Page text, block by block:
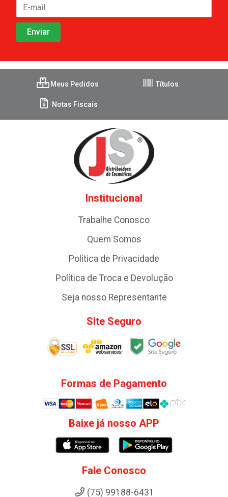
Meus Pedidos Títulos
Notas Fiscais
Institucional
Trabalhe Conosco
Quem Somos
Política de Privacidade
Política de Troca e Devolução
Seja nosso Representante
Site Seguro
Formas de Pagamento
Baixe já nosso APP
Fale Conosco
(75) 99188-6431